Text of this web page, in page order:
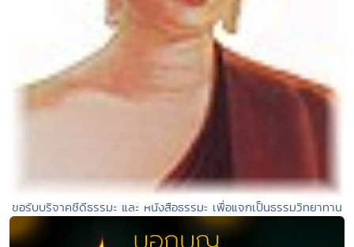
ขอรับบริจาคซีดีธรรมะ และ หนังสือธรรมะ เพื่อแจกเป็นธรรมวิทยาทาน